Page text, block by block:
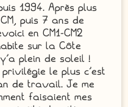
1994. Après plus
puis 7 ans de
en CM1-CM2
sur la Côte
plein de soleil !
le plus c'est
de travail. Je me
faisaient mes